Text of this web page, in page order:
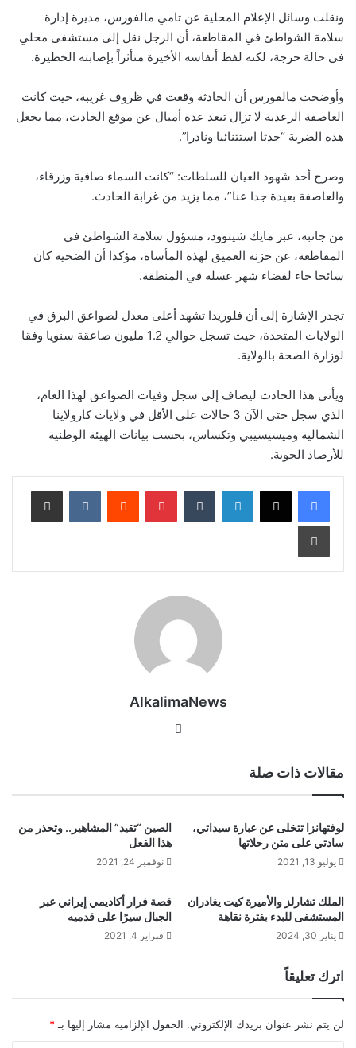
ونقلت وسائل الإعلام المحلية عن تامي مالفورس، مديرة إدارة
سلامة الشواطئ في المقاطعة، أن الرجل نقل إلى مستشفى محلي
في حالة حرجة، لكنه لفظ أنفاسه الأخيرة متأثراً بإصابته الخطيرة.
وأوضحت مالفورس أن الحادثة وقعت في ظروف غريبة، حيث كانت
العاصفة الرعدية لا تزال تبعد عدة أميال عن موقع الحادث، مما يجعل
هذه الضربة “حدثا استثنائيا ونادرا”.
وصرح أحد شهود العيان للسلطات: “كانت السماء صافية وزرقاء،
والعاصفة بعيدة جدا عنا”، مما يزيد من غرابة الحادث.
من جانبه، عبر مايك شيتوود، مسؤول سلامة الشواطئ في
المقاطعة، عن حزنه العميق لهذه المأساة، مؤكدا أن الضحية كان
سائحا جاء لقضاء شهر عسله في المنطقة.
تجدر الإشارة إلى أن فلوريدا تشهد أعلى معدل لصواعق البرق في
الولايات المتحدة، حيث تسجل حوالي 1.2 مليون صاعقة سنويا وفقا
لوزارة الصحة بالولاية.
ويأتي هذا الحادث ليضاف إلى سجل وفيات الصواعق لهذا العام،
الذي سجل حتى الآن 3 حالات على الأقل في ولايات كارولاينا
الشمالية وميسيسيبي وتكساس، بحسب بيانات الهيئة الوطنية
للأرصاد الجوية.
لينكدإن بينتيريست
AlkalimaNews
مقالات ذات صلة
لوفتهانزا تتخلى عن عبارة سيداتي،
سادتي على متن رحلاتها
يوليو 13, 2021
الصين “تقيد” المشاهير.. وتحذر من
هذا الفعل
نوفمبر 24, 2021
الملك تشارلز والأميرة كيت يغادران
المستشفى للبدء بفترة نقاهة
يناير 30, 2024
قصة فرار أكاديمي إيراني عبر
الجبال سيرًا على قدميه
فبراير 4, 2021
اترك تعليقاً
لن يتم نشر عنوان بريدك الإلكتروني. الحقول الإلزامية مشار إليها بـ *